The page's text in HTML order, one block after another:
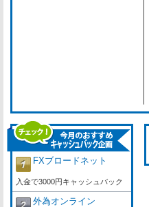
FXブロードネット
入金で3000円キャッシュバック
外為オンライン